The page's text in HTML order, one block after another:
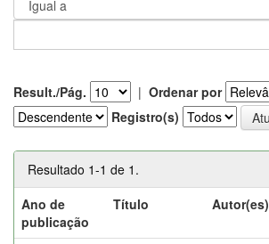
Result./Pág. | Ordenar por
Registro(s)
Resultado 1-1 de 1.
Ano de
publicação
Título Autor(es)